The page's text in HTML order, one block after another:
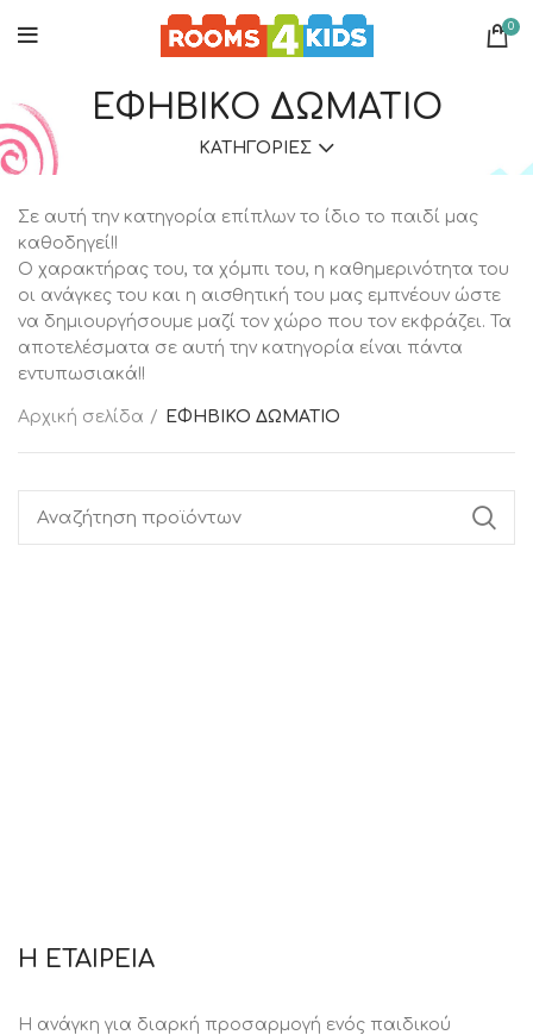
0
ΕΦΗΒΙΚΟ ΔΩΜΑΤΙΟ
ΚΑΤΗΓΟΡΊΕΣ
Σε αυτή την κατηγορία επίπλων το ίδιο το παιδί μας
καθοδηγεί!!
Ο χαρακτήρας του, τα χόμπι του, η καθημερινότητα του
οι ανάγκες του και η αισθητική του μας εμπνέουν ώστε
να δημιουργήσουμε μαζί τον χώρο που τον εκφράζει. Τα
αποτελέσματα σε αυτή την κατηγορία είναι πάντα
εντυπωσιακά!!
Αρχική σελίδα ΕΦΗΒΙΚΟ ΔΩΜΑΤΙΟ
Η ΕΤΑΙΡΕΙΑ
Η ανάγκη για διαρκή προσαρμογή ενός παιδικού